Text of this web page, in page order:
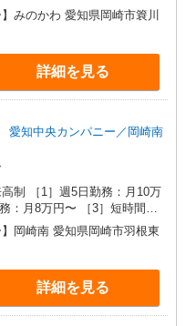
1］［2］月額例/完全出来高
） ◎扶養の範囲内OK ◎扶養
入も応相談 働ける時間や環境
慮します。 初めての方・少
お気軽にお問い合わせくだ
10万円（週5日勤務） ※収入
、10：00〜13：30） ※月15
入(8:30〜15:30）
】みのかわ 愛知県岡崎市簔川
詳細を見る
知中央カンパニー／岡崎南
制 ［1］週5日勤務：月10万
：月8万円〜 ［3］短時間勤
1］［2］月額例/完全出来高
） ◎扶養の範囲内OK ◎扶養
入も応相談 働ける時間や環境
慮します。 初めての方・少
お気軽にお問い合わせくだ
10万円（週5日勤務） ※収入
】岡崎南 愛知県岡崎市羽根東
詳細を見る